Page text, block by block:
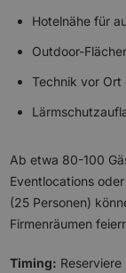
Hotelnähe für
Outdoor-
Technik vor
Ab etwa 80-100
Eventlocations
(25 Personen)
Firmenräumen
Timing: